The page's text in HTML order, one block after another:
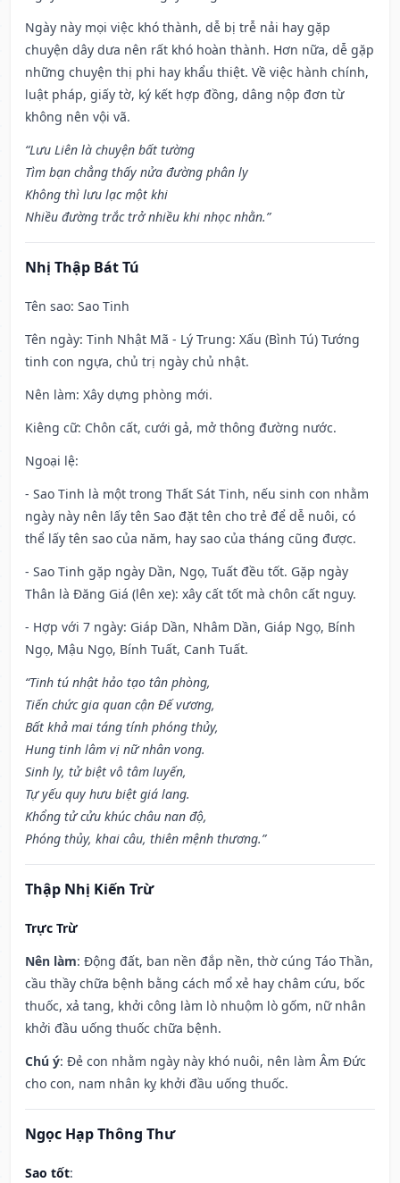
Ngày này mọi việc khó thành, dễ bị trễ nải hay gặp
chuyện dây dưa nên rất khó hoàn thành. Hơn nữa, dễ gặp
những chuyện thị phi hay khẩu thiệt. Về việc hành chính,
luật pháp, giấy tờ, ký kết hợp đồng, dâng nộp đơn từ
không nên vội vã.
“Lưu Liên là chuyện bất tường
Tìm bạn chẳng thấy nửa đường phân ly
Không thì lưu lạc một khi
Nhiều đường trắc trở nhiều khi nhọc nhằn.”
Nhị Thập Bát Tú
Tên sao: Sao Tinh
Tên ngày: Tinh Nhật Mã - Lý Trung: Xấu (Bình Tú) Tướng
tinh con ngựa, chủ trị ngày chủ nhật.
Nên làm: Xây dựng phòng mới.
Kiêng cữ: Chôn cất, cưới gả, mở thông đường nước.
Ngoại lệ:
- Sao Tinh là một trong Thất Sát Tinh, nếu sinh con nhằm
ngày này nên lấy tên Sao đặt tên cho trẻ để dễ nuôi, có
thể lấy tên sao của năm, hay sao của tháng cũng được.
- Sao Tinh gặp ngày Dần, Ngọ, Tuất đều tốt. Gặp ngày
Thân là Đăng Giá (lên xe): xây cất tốt mà chôn cất nguy.
- Hợp với 7 ngày: Giáp Dần, Nhâm Dần, Giáp Ngọ, Bính
Ngọ, Mậu Ngọ, Bính Tuất, Canh Tuất.
“Tinh tú nhật hảo tạo tân phòng,
Tiến chức gia quan cận Đế vương,
Bất khả mai táng tính phóng thủy,
Hung tinh lâm vị nữ nhân vong.
Sinh ly, tử biệt vô tâm luyến,
Tự yếu quy hưu biệt giá lang.
Khổng tử cửu khúc châu nan độ,
Phóng thủy, khai câu, thiên mệnh thương.”
Thập Nhị Kiến Trừ
Trực Trừ
Nên làm: Động đất, ban nền đắp nền, thờ cúng Táo Thần,
cầu thầy chữa bệnh bằng cách mổ xẻ hay châm cứu, bốc
thuốc, xả tang, khởi công làm lò nhuộm lò gốm, nữ nhân
khởi đầu uống thuốc chữa bệnh.
Chú ý: Đẻ con nhằm ngày này khó nuôi, nên làm Âm Đức
cho con, nam nhân kỵ khởi đầu uống thuốc.
Ngọc Hạp Thông Thư
Sao tốt: